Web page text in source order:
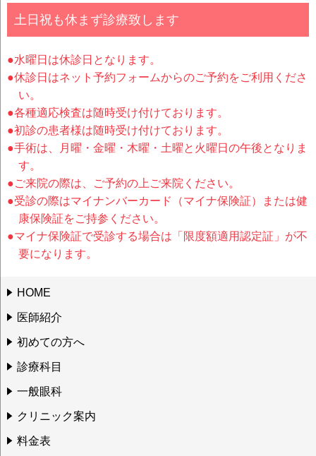
土日祝も休まず診療致します
●水曜日は休診日となります。
●休診日はネット予約フォームからのご予約をご利用くださ
い。
●各種適応検査は随時受け付けております。
●初診の患者様は随時受け付けております。
●手術は、月曜・金曜・木曜・土曜と火曜日の午後となりま
す。
●ご来院の際は、ご予約の上ご来院ください。
●受診の際はマイナンバーカード（マイナ保険証）または健
康保険証をご持参ください。
●マイナ保険証で受診する場合は「限度額適用認定証」が不
要になります。
HOME
医師紹介
初めての方へ
診療科目
一般眼科
クリニック案内
料金表